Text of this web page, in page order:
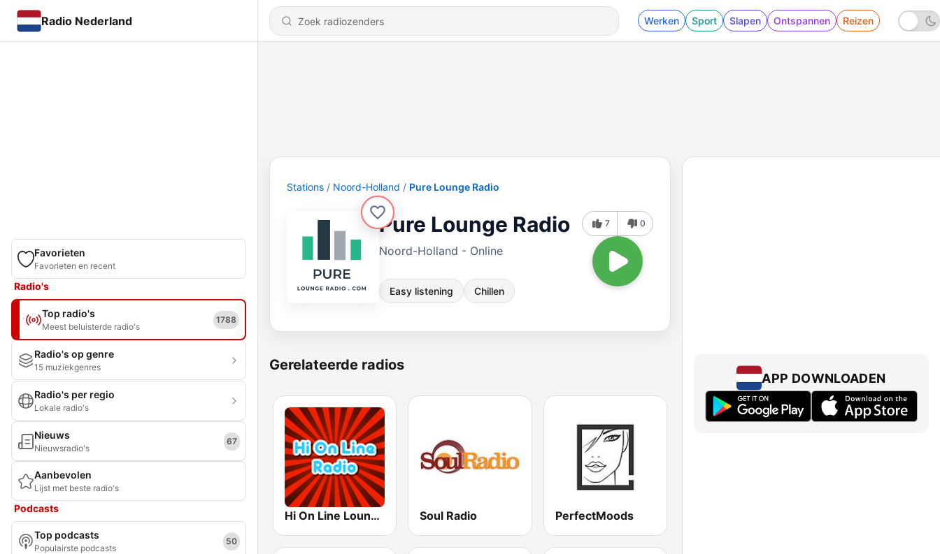
Radio Nederland Werken Sport Slapen Ontspannen Reizen
Favorieten
Favorieten en recent
Radio's
Top radio's
Meest beluisterde radio's
1788
Radio's op genre
15 muziekgenres
Radio's per regio
Lokale radio's
Nieuws
Nieuwsradio's
67
Aanbevolen
Lijst met beste radio's
Podcasts
Top podcasts
Populairste podcasts
50
Stations Noord-Holland Pure Lounge Radio
Pure Lounge Radio
Noord-Holland - Online
Easy listening Chillen
7 0
Gerelateerde radios
Hi On Line Lounge Radio Soul Radio PerfectMoods
APP DOWNLOADEN